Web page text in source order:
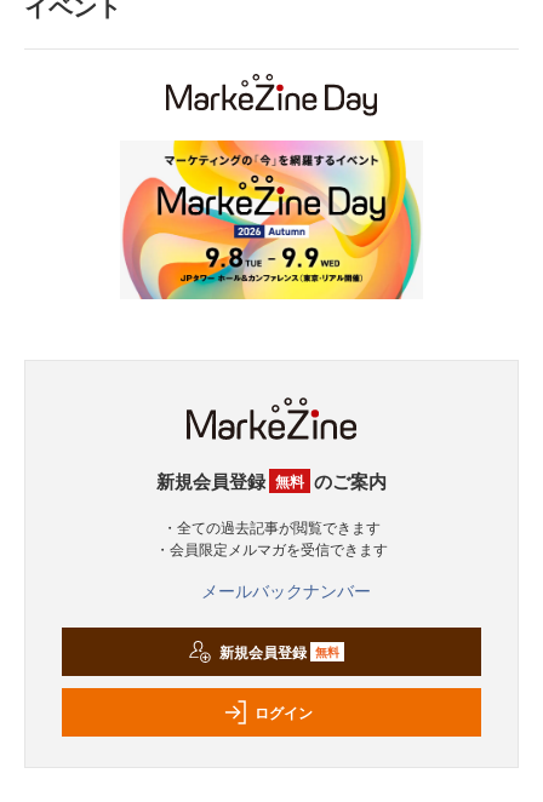
新規会員登録 無料 のご案内
・全ての過去記事が閲覧できます
・会員限定メルマガを受信できます
メールバックナンバー
新規会員登録 無料
ログイン